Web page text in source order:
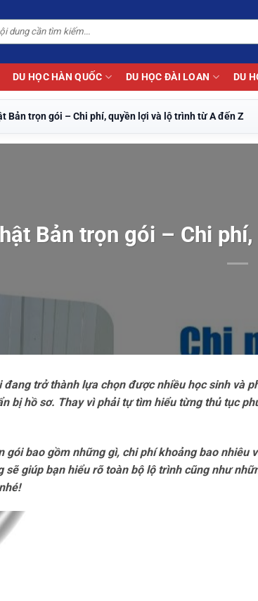
DU HỌC HÀN QUỐC DU HỌC ĐÀI LOAN DU
Bản trọn gói – Chi phí, quyền lợi và lộ trình từ A đến Z
Bản trọn gói – Chi
đang trở thành lựa chọn được nhiều học sinh và
bị hồ sơ. Thay vì phải tự tìm hiểu từng thủ tục
gói bao gồm những gì, chi phí khoảng bao
sẽ giúp bạn hiểu rõ toàn bộ lộ trình cũng như